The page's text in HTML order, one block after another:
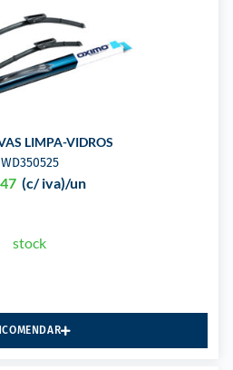
LIMPA-VIDROS
WD350525
(c/ iva)/un
stock